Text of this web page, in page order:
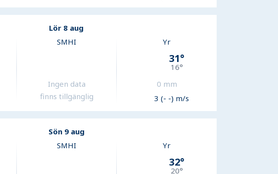
Lör 8 aug
SMHI
Ingen data
finns tillgänglig
Yr
31°
16°
0 mm
3 (- -) m/s
Sön 9 aug
SMHI Yr
32°
20°